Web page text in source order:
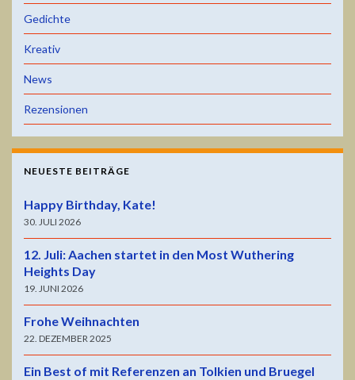
Gedichte
Kreativ
News
Rezensionen
NEUESTE BEITRÄGE
Happy Birthday, Kate!
30. JULI 2026
12. Juli: Aachen startet in den Most Wuthering
Heights Day
19. JUNI 2026
Frohe Weihnachten
22. DEZEMBER 2025
Ein Best of mit Referenzen an Tolkien und Bruegel